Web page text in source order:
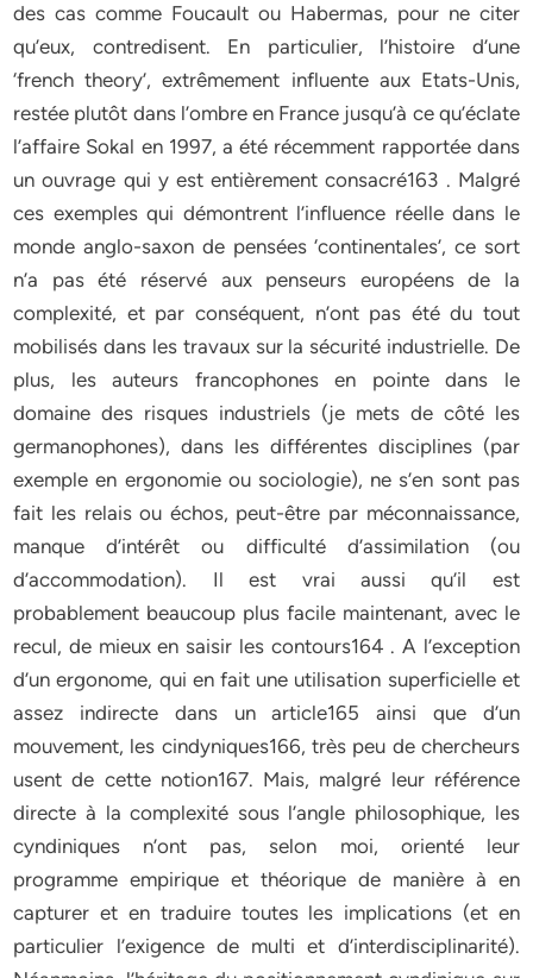
des cas comme Foucault ou Habermas, pour ne citer
qu’eux, contredisent. En particulier, l’histoire d’une
‘french theory’, extrêmement influente aux Etats-Unis,
restée plutôt dans l’ombre en France jusqu’à ce qu’éclate
l’affaire Sokal en 1997, a été récemment rapportée dans
un ouvrage qui y est entièrement consacré163 . Malgré
ces exemples qui démontrent l’influence réelle dans le
monde anglo-saxon de pensées ‘continentales’, ce sort
n’a pas été réservé aux penseurs européens de la
complexité, et par conséquent, n’ont pas été du tout
mobilisés dans les travaux sur la sécurité industrielle. De
plus, les auteurs francophones en pointe dans le
domaine des risques industriels (je mets de côté les
germanophones), dans les différentes disciplines (par
exemple en ergonomie ou sociologie), ne s’en sont pas
fait les relais ou échos, peut-être par méconnaissance,
manque d’intérêt ou difficulté d’assimilation (ou
d’accommodation). Il est vrai aussi qu’il est
probablement beaucoup plus facile maintenant, avec le
recul, de mieux en saisir les contours164 . A l’exception
d’un ergonome, qui en fait une utilisation superficielle et
assez indirecte dans un article165 ainsi que d’un
mouvement, les cindyniques166, très peu de chercheurs
usent de cette notion167. Mais, malgré leur référence
directe à la complexité sous l’angle philosophique, les
cyndiniques n’ont pas, selon moi, orienté leur
programme empirique et théorique de manière à en
capturer et en traduire toutes les implications (et en
particulier l’exigence de multi et d’interdisciplinarité).